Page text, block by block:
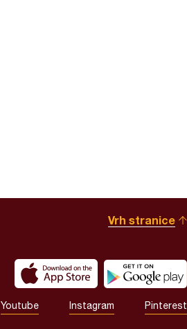
Vrh stranice
Youtube Instagram Pinterest